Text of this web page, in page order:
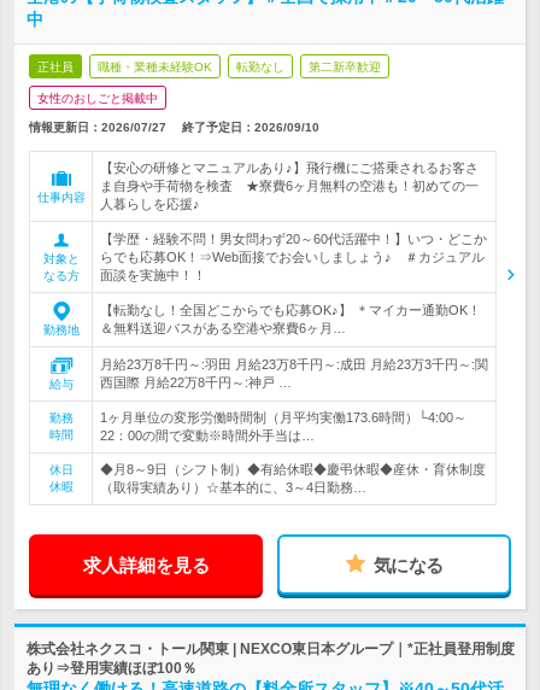
中
正社員 職種・業種未経験OK 転勤なし 第二新卒歓迎
女性のおしごと掲載中
情報更新日：2026/07/27 終了予定日： 2026/09/10
仕事内容
【安心の研修とマニュアルあり♪】飛行機にご搭乗されるお客さ
ま自身や手荷物を検査 ★寮費6ヶ月無料の空港も！初めての一
人暮らしを応援♪
対象と
なる方
【学歴・経験不問！男女問わず20～60代活躍中！】いつ・どこか
らでも応募OK！⇒Web面接でお会いしましょう♪ ＃カジュアル
面談を実施中！！
勤務地
【転勤なし！全国どこからでも応募OK♪】 ＊マイカー通勤OK！
＆無料送迎バスがある空港や寮費6ヶ月…
給与
月給23万8千円～:羽田 月給23万8千円～:成田 月給23万3千円～:関
西国際 月給22万8千円～:神戸 …
勤務
時間
1ヶ月単位の変形労働時間制（月平均実働173.6時間）└4:00～
22：00の間で変動※時間外手当は…
休日
休暇
◆月8～9日（シフト制）◆有給休暇◆慶弔休暇◆産休・育休制度
（取得実績あり）☆基本的に、3～4日勤務…
求人詳細を見る 気になる
株式会社ネクスコ・トール関東 | NEXCO東日本グループ｜*正社員登用制度
あり⇒登用実績ほぼ100％